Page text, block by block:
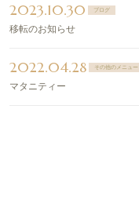
2023.10.30 ブログ
移転のお知らせ
2022.04.28 その他のメニュー
マタニティー